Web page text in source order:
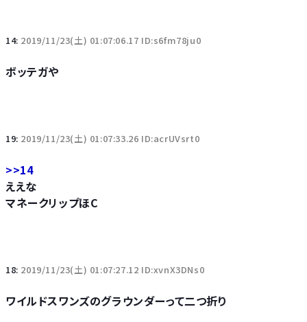
14: 2019/11/23(土) 01:07:06.17 ID:s6fm78ju0
ボッテガや
19: 2019/11/23(土) 01:07:33.26 ID:acrUVsrt0
>>14
ええな
マネークリップほC
18: 2019/11/23(土) 01:07:27.12 ID:xvnX3DNs0
ワイルドスワンズのグラウンダーって二つ折り